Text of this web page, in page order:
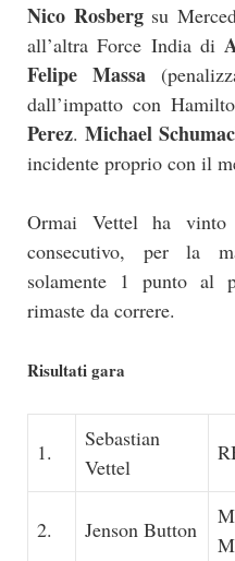
Nico Rosbergsu
all’altra Force India di
Felipe Massa
dall’impatto con
Perez. Michael
incidente proprio con il
Ormai Vettel ha
consecutivo, per la
solamente 1 punto al
rimaste da correre.
Risultati gara
1.
Sebastian
Vettel
2. Jenson Button